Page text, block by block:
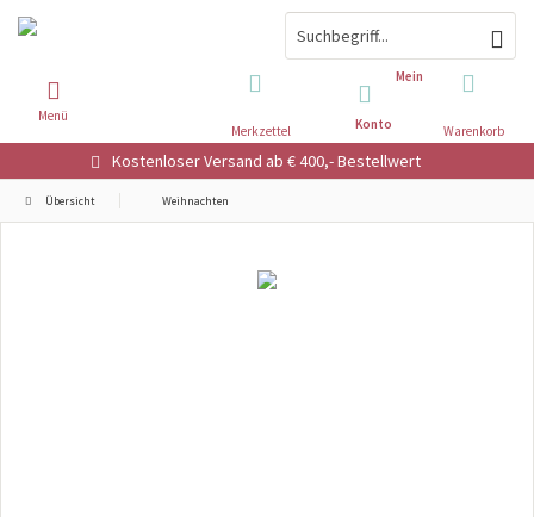
Kostenloser Versand ab € 400,- Bestellwert
Warenkorb
Merkzettel
Mein
Konto
Menü
Übersicht Weihnachten